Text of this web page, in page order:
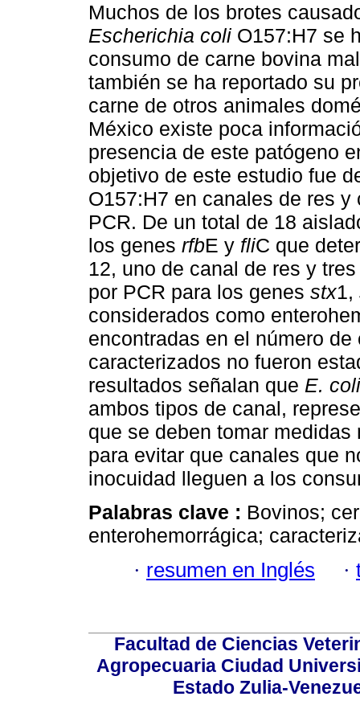
Muchos de los brotes
Escherichia coli O157:H7 se
consumo de carne bovina
también se ha reportado su
carne de otros animales
México existe poca
presencia de este patógeno
objetivo de este estudio fue
O157:H7 en canales de res
PCR. De un total de 18
los genes rfbE y fliC que
12, uno de canal de res y
por PCR para los genes stx1,
considerados como
encontradas en el número
caracterizados no fueron
resultados señalan que E. coli
ambos tipos de canal,
que se deben tomar
para evitar que canales que
inocuidad lleguen a los
Palabras clave : Bovinos;
enterohemorrágica;
· resumen en Inglés ·
Facultad de Ciencias
Agropecuaria Ciudad
Estado Zulia-